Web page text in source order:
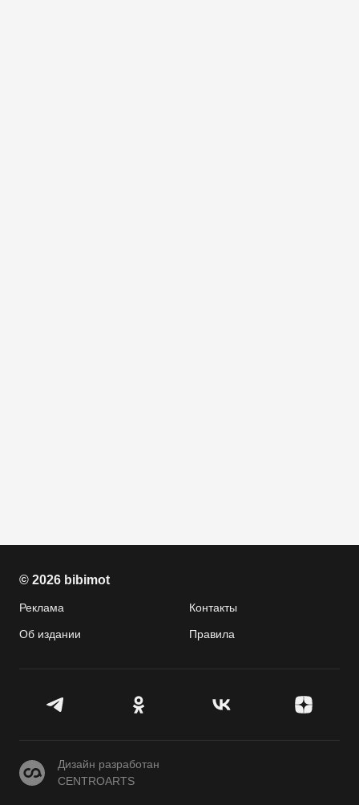
© 2026 bibimot
Реклама Контакты
Об издании Правила
CENTROARTS